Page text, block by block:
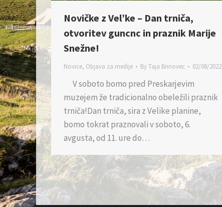
Novičke z Vel’ke – Dan trniča,
otvoritev guncnc in praznik Marije
Snežne!
Novice, Objava za medije ByTaja Brinovec 02/08/2022
V soboto bomo pred Preskarjevim
muzejem že tradicionalno obeležili praznik
trniča!Dan trniča, sira z Velike planine,
bomo tokrat praznovali v soboto, 6.
avgusta, od 11. ure do…